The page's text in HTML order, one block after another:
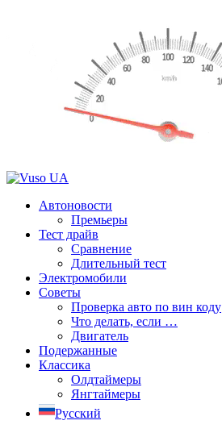
Автоновости
Премьеры
Тест драйв
Сравнение
Длительный тест
Электромобили
Советы
Проверка авто по вин коду
Что делать, если …
Двигатель
Подержанные
Классика
Олдтаймеры
Янгтаймеры
Русский